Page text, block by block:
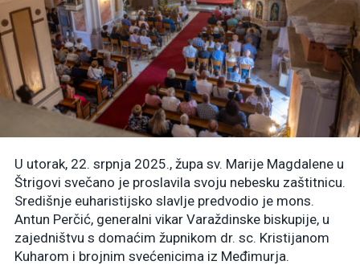
U utorak, 22. srpnja 2025., župa sv. Marije Magdalene u
Štrigovi svečano je proslavila svoju nebesku zaštitnicu.
Središnje euharistijsko slavlje predvodio je mons.
Antun Perčić, generalni vikar Varaždinske biskupije, u
zajedništvu s domaćim župnikom dr. sc. Kristijanom
Kuharom i brojnim svećenicima iz Međimurja.